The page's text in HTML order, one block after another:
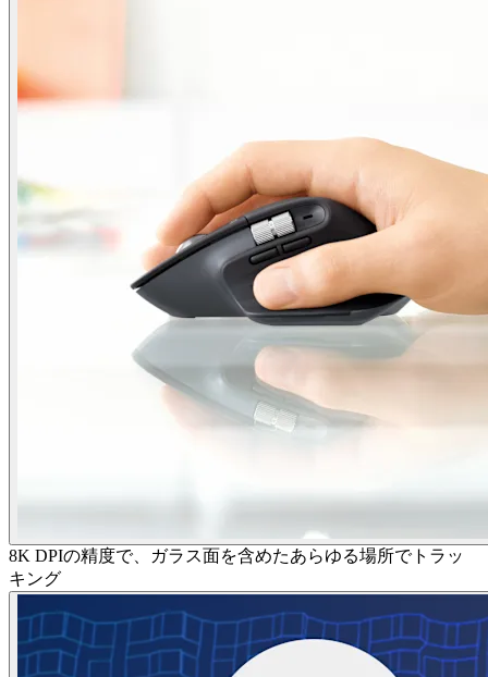
8K DPIの精度で、ガラス面を含めたあらゆる場所でトラッ
キング